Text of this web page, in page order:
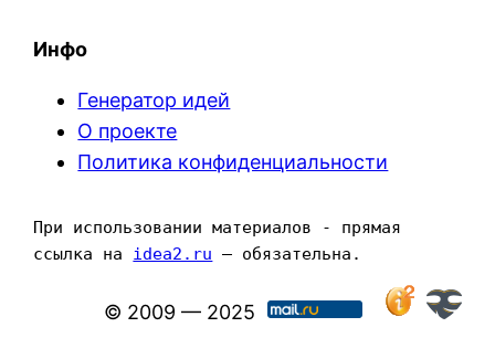
Инфо
Генератор идей
О проекте
Политика конфиденциальности
При использовании материалов - прямая
ссылка на idea2.ru — обязательна.
© 2009 — 2025